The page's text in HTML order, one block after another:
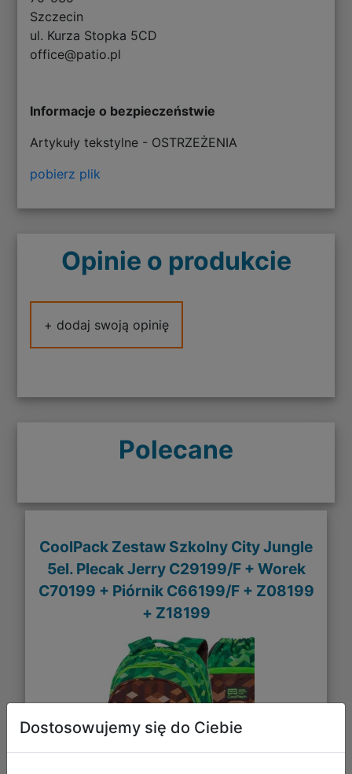
Szczecin
ul. Kurza Stopka 5CD
office@patio.pl
Informacje o bezpieczeństwie
Artykuły tekstylne - OSTRZEŻENIA
pobierz plik
Opinie o produkcie
+ dodaj swoją opinię
Polecane
CoolPack Zestaw Szkolny City Jungle
5el. Plecak Jerry C29199/F + Worek
C70199 + Piórnik C66199/F + Z08199
+ Z18199
Dostosowujemy się do Ciebie